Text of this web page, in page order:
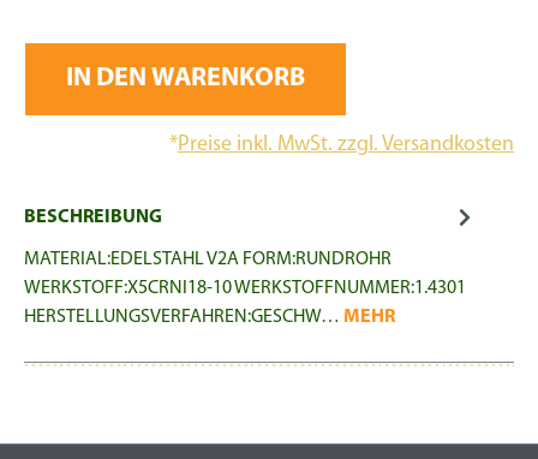
IN DEN WARENKORB
*Preise inkl. MwSt. zzgl. Versandkosten
BESCHREIBUNG
MATERIAL:EDELSTAHL V2A FORM:RUNDROHR
WERKSTOFF:X5CRNI18-10 WERKSTOFFNUMMER:1.4301
HERSTELLUNGSVERFAHREN:GESCHW… MEHR